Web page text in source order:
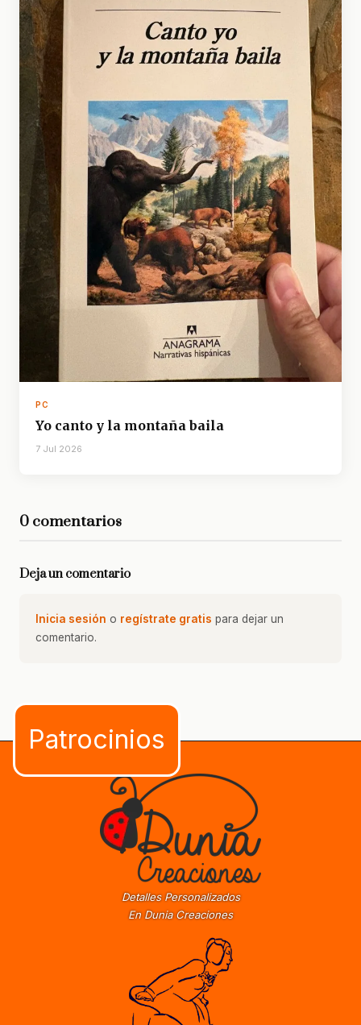
PC
Yo canto y la montaña baila
7 Jul 2026
0 comentarios
Deja un comentario
Inicia sesión o regístrate gratis para dejar un
comentario.
Detalles Personalizados
En Dunia Creaciones